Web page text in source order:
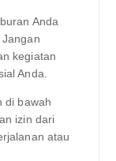
Anda
kegiatan
Anda.
di bawah
izin dari
atau